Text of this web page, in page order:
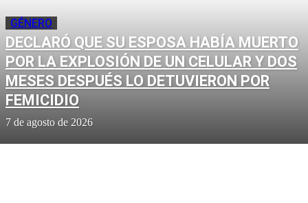
GÉNERO
DECLARÓ QUE SU ESPOSA HABÍA MUERTO
POR LA EXPLOSIÓN DE UN CELULAR Y DOS
MESES DESPUÉS LO DETUVIERON POR
FEMICIDIO
7 de agosto de 2026